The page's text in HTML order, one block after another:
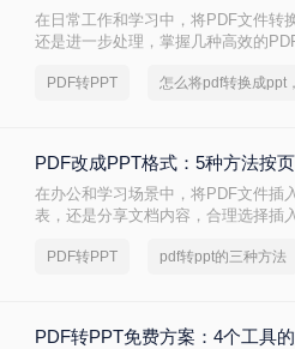
在日常工作和学习中，将PDF文件转
还是进一步处理，掌握几种高效的
PDF转PPT
PDF改成PPT格式：5种方法按
在办公和学习场景中，将PDF文件插
表，还是分享文档内容，合理选择插
PDF转PPT pdf转ppt的三种方法
PDF转PPT免费方案：4个工具